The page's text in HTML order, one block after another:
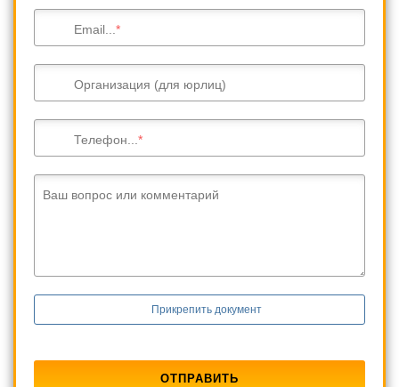
Email...
Организация (для юрлиц)
Телефон...
Ваш вопрос или комментарий
Прикрепить документ